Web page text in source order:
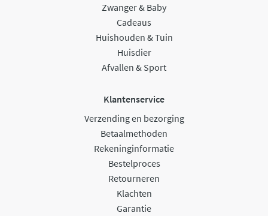
Zwanger & Baby
Cadeaus
Huishouden & Tuin
Huisdier
Afvallen & Sport
Klantenservice
Verzending en bezorging
Betaalmethoden
Rekeninginformatie
Bestelproces
Retourneren
Klachten
Garantie